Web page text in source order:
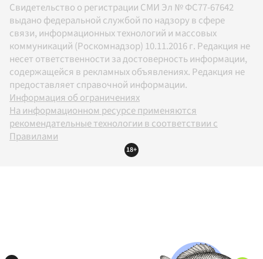
Свидетельство о регистрации СМИ Эл № ФС77-67642
выдано федеральной службой по надзору в сфере
связи, информационных технологий и массовых
коммуникаций (Роскомнадзор) 10.11.2016 г. Редакция не
несет ответственности за достоверность информации,
содержащейся в рекламных объявлениях. Редакция не
предоставляет справочной информации.
Информация об ограничениях
На информационном ресурсе применяются
рекомендательные технологии в соответствии с
Правилами
18+